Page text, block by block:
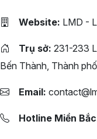
Website: LMD -
Trụ sở: 231-233
Bến Thành, Thành
Email:
Hotline Miền